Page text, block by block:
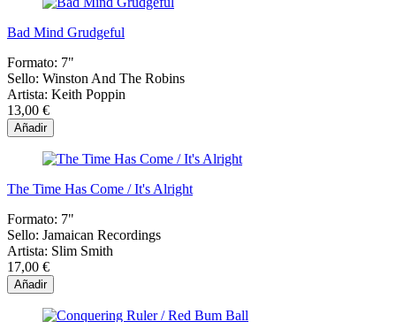
Bad Mind Grudgeful
Formato: 7"
Sello: Winston And The Robins
Artista: Keith Poppin
13,00 €
Añadir
The Time Has Come / It's Alright
Formato: 7"
Sello: Jamaican Recordings
Artista: Slim Smith
17,00 €
Añadir